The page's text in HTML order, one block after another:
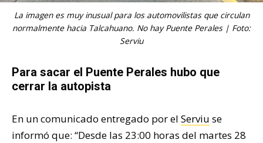
La imagen es muy inusual para los automovilistas que circulan
normalmente hacia Talcahuano. No hay Puente Perales | Foto:
Serviu
Para sacar el Puente Perales hubo que
cerrar la autopista
En un comunicado entregado por el Serviu se
informó que: “Desde las 23:00 horas del martes 28